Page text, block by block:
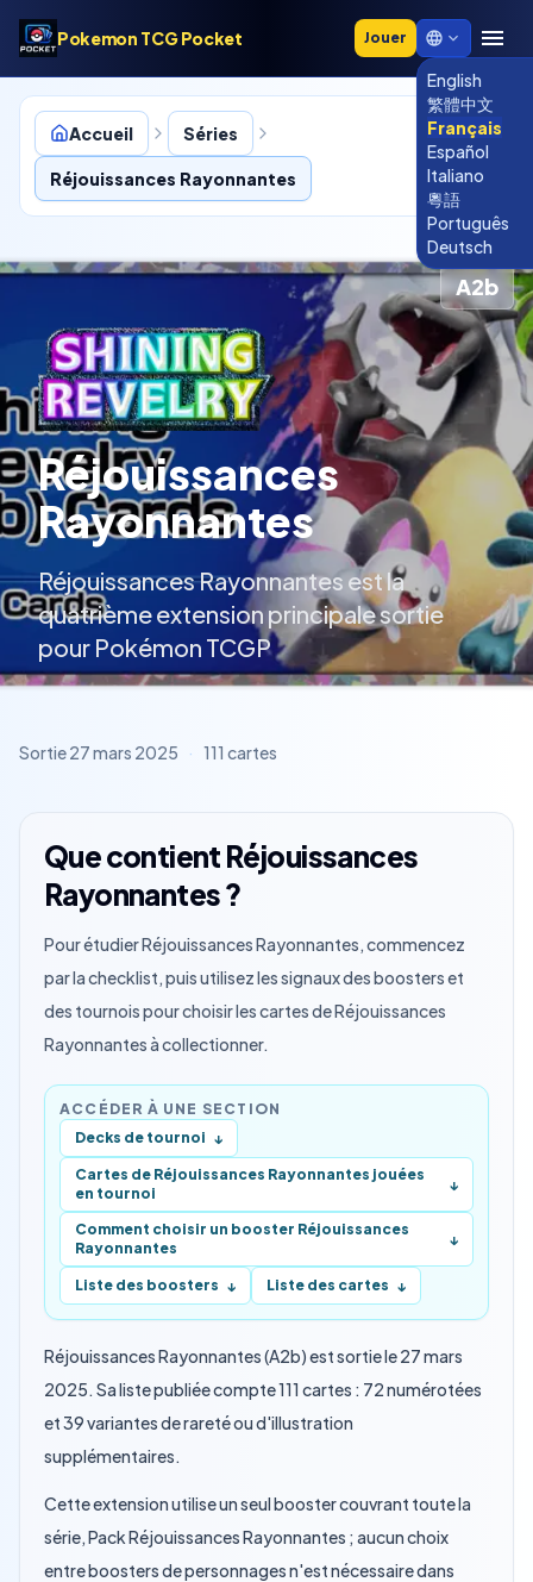
Pokemon TCG Pocket Jouer
English
繁體中文
Français
Español
Italiano
粵語
Português
Deutsch
Accueil Séries
Réjouissances Rayonnantes
A2b
Réjouissances
Rayonnantes
Réjouissances Rayonnantes est la
quatrième extension principale sortie
pour Pokémon TCGP
Sortie27 mars 2025 · 111 cartes
Que contient Réjouissances
Rayonnantes ?
Pour étudier Réjouissances Rayonnantes, commencez
par la checklist, puis utilisez les signaux des boosters et
des tournois pour choisir les cartes de Réjouissances
Rayonnantes à collectionner.
ACCÉDER À UNE SECTION
Decks de tournoi ↓
Cartes de Réjouissances Rayonnantes jouées
en tournoi
↓
Comment choisir un booster Réjouissances
Rayonnantes
↓
Liste des boosters ↓ Liste des cartes ↓
Réjouissances Rayonnantes (A2b) est sortie le 27 mars
2025. Sa liste publiée compte 111 cartes : 72 numérotées
et 39 variantes de rareté ou d'illustration
supplémentaires.
Cette extension utilise un seul booster couvrant toute la
série, Pack Réjouissances Rayonnantes ; aucun choix
entre boosters de personnages n'est nécessaire dans